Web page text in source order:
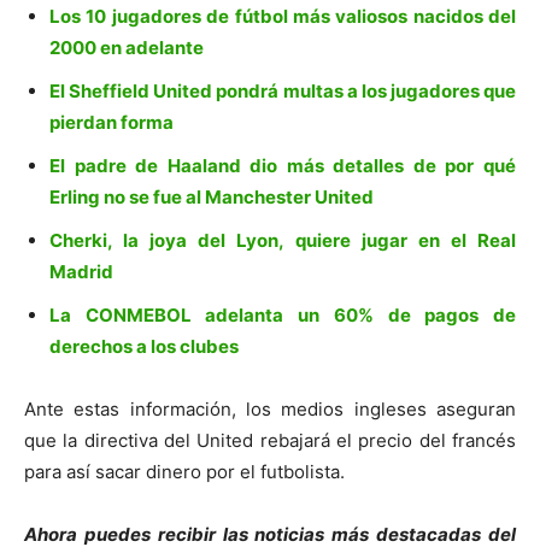
Los 10 jugadores de fútbol más valiosos nacidos del
2000 en adelante
El Sheffield United pondrá multas a los jugadores que
pierdan forma
El padre de Haaland dio más detalles de por qué
Erling no se fue al Manchester United
Cherki, la joya del Lyon, quiere jugar en el Real
Madrid
La CONMEBOL adelanta un 60% de pagos de
derechos a los clubes
Ante estas información, los medios ingleses aseguran
que la directiva del United rebajará el precio del francés
para así sacar dinero por el futbolista.
Ahora puedes recibir las noticias más destacadas del